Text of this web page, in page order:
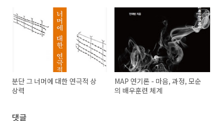
분단 그 너머에 대한 연극적 상
상력
MAP 연기론 - 마음, 과정, 모순
의 배우훈련 체계
댓글